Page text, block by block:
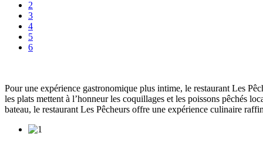
2
3
4
5
6
Pour une expérience gastronomique plus intime, le restaurant Les
les plats mettent à l’honneur les coquillages et les poissons pêchés
bateau, le restaurant Les Pêcheurs offre une expérience culinaire